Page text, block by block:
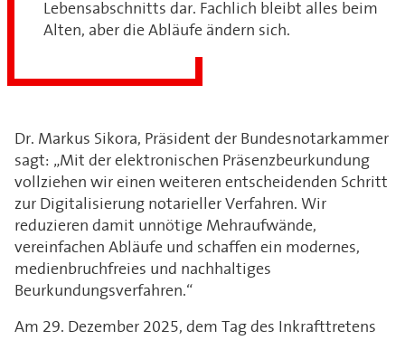
Lebensabschnitts dar. Fachlich bleibt alles beim
Alten, aber die Abläufe ändern sich.
Dr. Markus Sikora, Präsident der Bundesnotarkammer
sagt: „Mit der elektronischen Präsenzbeurkundung
vollziehen wir einen weiteren entscheidenden Schritt
zur Digitalisierung notarieller Verfahren. Wir
reduzieren damit unnötige Mehraufwände,
vereinfachen Abläufe und schaffen ein modernes,
medienbruchfreies und nachhaltiges
Beurkundungsverfahren.“
Am 29. Dezember 2025, dem Tag des Inkrafttretens